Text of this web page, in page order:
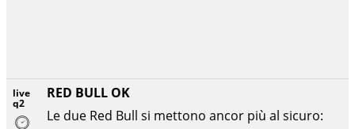
live
q2
RED BULL OK
Le due Red Bull si mettono ancor più al sicuro: